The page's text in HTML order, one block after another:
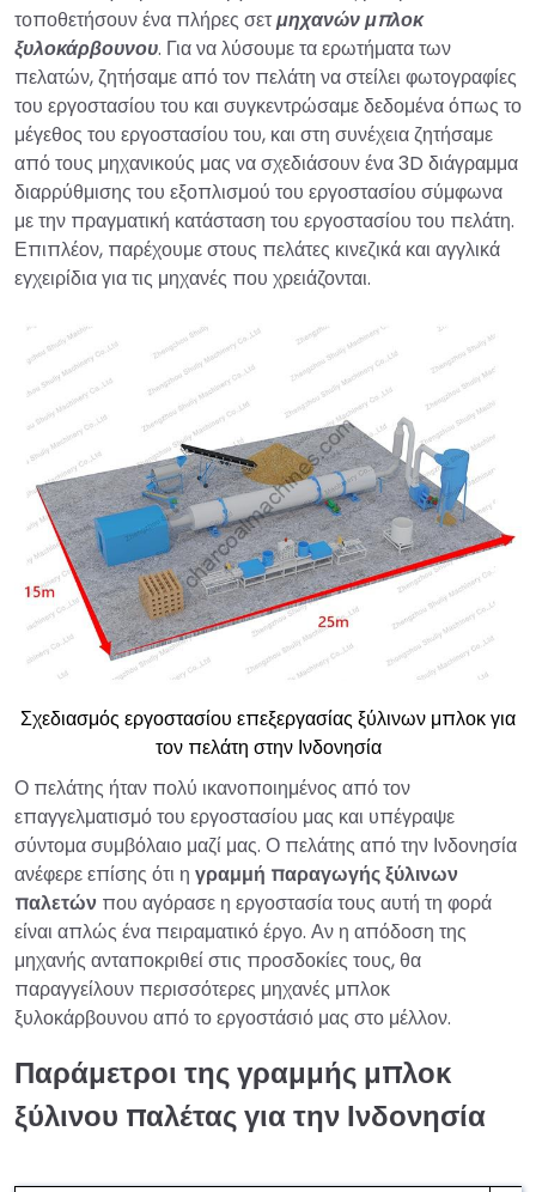
τοποθετήσουν ένα πλήρες σετμηχανών μπλοκ
ξυλοκάρβουνου. Για να λύσουμε τα ερωτήματα των
πελατών, ζητήσαμε από τον πελάτη να στείλει φωτογραφίες
του εργοστασίου του και συγκεντρώσαμε δεδομένα όπως το
μέγεθος του εργοστασίου του, και στη συνέχεια ζητήσαμε
από τους μηχανικούς μας να σχεδιάσουν ένα 3D διάγραμμα
διαρρύθμισης του εξοπλισμού του εργοστασίου σύμφωνα
με την πραγματική κατάσταση του εργοστασίου του πελάτη.
Επιπλέον, παρέχουμε στους πελάτες κινεζικά και αγγλικά
εγχειρίδια για τις μηχανές που χρειάζονται.
Σχεδιασμός εργοστασίου επεξεργασίας ξύλινων μπλοκ για
τον πελάτη στην Ινδονησία
Ο πελάτης ήταν πολύ ικανοποιημένος από τον
επαγγελματισμό του εργοστασίου μας και υπέγραψε
σύντομα συμβόλαιο μαζί μας. Ο πελάτης από την Ινδονησία
ανέφερε επίσης ότι η γραμμή παραγωγής ξύλινων
παλετών που αγόρασε η εργοστασία τους αυτή τη φορά
είναι απλώς ένα πειραματικό έργο. Αν η απόδοση της
μηχανής ανταποκριθεί στις προσδοκίες τους, θα
παραγγείλουν περισσότερες μηχανές μπλοκ
ξυλοκάρβουνου από το εργοστάσιό μας στο μέλλον.
Παράμετροι της γραμμής μπλοκ
ξύλινου παλέτας για την Ινδονησία